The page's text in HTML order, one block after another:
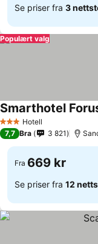
Se priser fra 3
Populært valg
3 StjernerHotell
Smarthotel
7,7 Bra 3 821
Fra 669 kr
Se priser fra 12